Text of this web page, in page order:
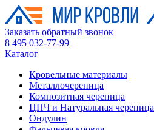
Заказать обратный звонок
8 495 032-77-99
Каталог
Кровельные материалы
Металлочерепица
Композитная черепица
ЦПЧ и Натуральная черепица
Ондулин